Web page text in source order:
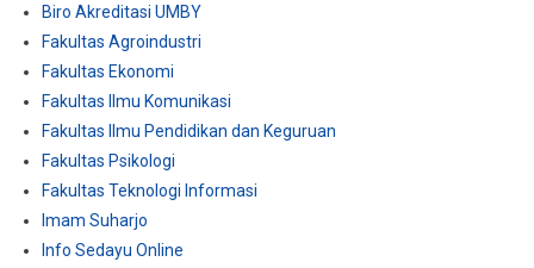
Biro Akreditasi UMBY
Fakultas Agroindustri
Fakultas Ekonomi
Fakultas Ilmu Komunikasi
Fakultas Ilmu Pendidikan dan Keguruan
Fakultas Psikologi
Fakultas Teknologi Informasi
Imam Suharjo
Info Sedayu Online